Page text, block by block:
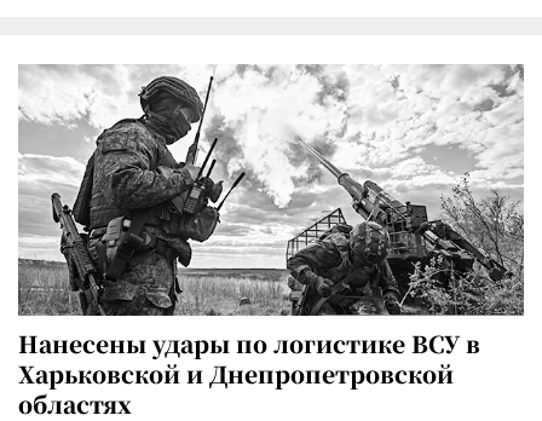
Нанесены удары по логистике ВСУ в
Харьковской и Днепропетровской
областях